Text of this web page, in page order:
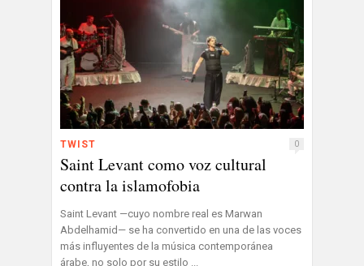
TWIST 0
Saint Levant como voz cultural
contra la islamofobia
Saint Levant —cuyo nombre real es Marwan
Abdelhamid— se ha convertido en una de las voces
más influyentes de la música contemporánea
árabe, no solo por su estilo ...